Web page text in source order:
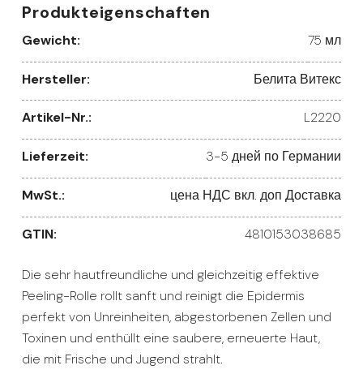
Produkteigenschaften
Gewicht: 75 мл
Hersteller: Белита Витекс
Artikel-Nr.: L2220
Lieferzeit: 3-5 дней по Германии
MwSt.: цена НДС вкл. доп Доставка
GTIN: 4810153038685
Die sehr hautfreundliche und gleichzeitig effektive
Peeling-Rolle rollt sanft und reinigt die Epidermis
perfekt von Unreinheiten, abgestorbenen Zellen und
Toxinen und enthüllt eine saubere, erneuerte Haut,
die mit Frische und Jugend strahlt.